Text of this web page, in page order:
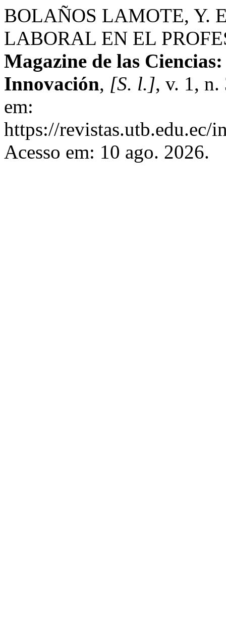
BOLAÑOS LAMOTE, Y.
LABORAL EN EL
Magazine de las
Innovación, [S. l.], v. 1,
em:
https://revistas.utb.edu.ec/
Acesso em: 10 ago. 2026.